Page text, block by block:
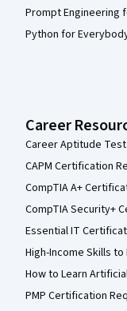
Prompt Engineering
Python for
Career
Career Aptitude Test
CAPM Certification
CompTIA A+
CompTIA Security+
Essential IT
High-Income Skills to
How to Learn
PMP Certification